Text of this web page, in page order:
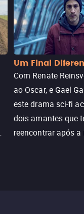
Um Final
Com Renate
ao Oscar, e Gael
este drama sci-fi
dois amantes que
reencontrar após